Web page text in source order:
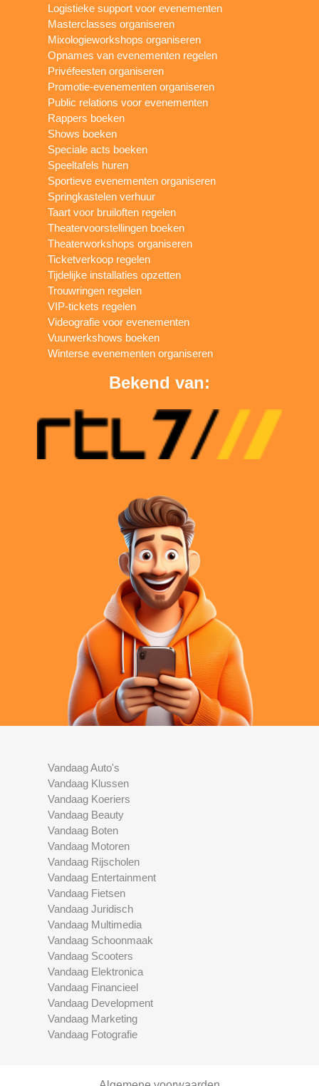
Logistieke support voor evenementen
Masterclasses organiseren
Mixologieworkshops organiseren
Opnames van evenementen regelen
Privéfeesten organiseren
Promotie-evenementen organiseren
Public relations voor evenementen
Rappers boeken
Shows boeken
Speciale acts boeken
Speeltafels huren
Sportieve evenementen organiseren
Springkastelen verhuur
Taart voor bruiloften regelen
Theatervoorstellingen boeken
Theaterworkshops organiseren
Ticketverkoop regelen
Tijdelijke installaties opzetten
Trouwringen regelen
VIP-tickets regelen
Videografie voor evenementen
Vuurwerkshows boeken
Winterse evenementen organiseren
Bekend van:
Vandaag Auto's
Vandaag Klussen
Vandaag Koeriers
Vandaag Beauty
Vandaag Boten
Vandaag Motoren
Vandaag Rijscholen
Vandaag Entertainment
Vandaag Fietsen
Vandaag Juridisch
Vandaag Multimedia
Vandaag Schoonmaak
Vandaag Scooters
Vandaag Elektronica
Vandaag Financieel
Vandaag Development
Vandaag Marketing
Vandaag Fotografie